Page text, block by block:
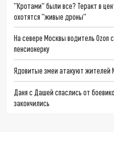
"Кротами" были все? Теракт в
охотятся "живые дроны"
На севере Москвы водитель Ozon
пенсионерку
Ядовитые змеи атакуют жителей
Даня с Дашей спаслись от
закончились